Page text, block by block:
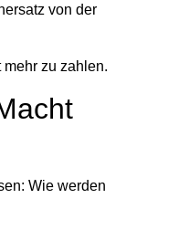
von der
zu zahlen.
Wie werden